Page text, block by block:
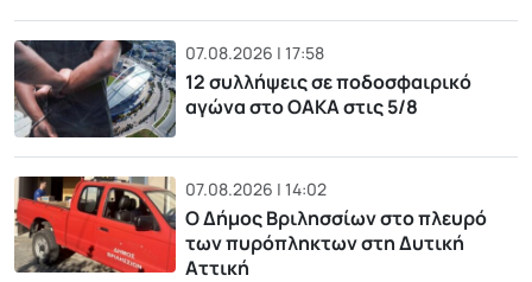
07.08.2026 | 17:58
12 συλλήψεις σε ποδοσφαιρικό
αγώνα στο ΟΑΚΑ στις 5/8
07.08.2026 | 14:02
Ο Δήμος Βριλησσίων στο πλευρό
των πυρόπληκτων στη Δυτική
Αττική